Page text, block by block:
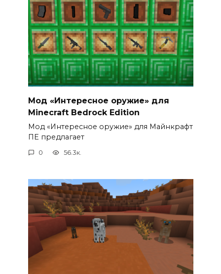
Мод «Интересное оружие» для
Minecraft Bedrock Edition
Мод «Интересное оружие» для Майнкрафт
ПЕ предлагает
0 56.3к.